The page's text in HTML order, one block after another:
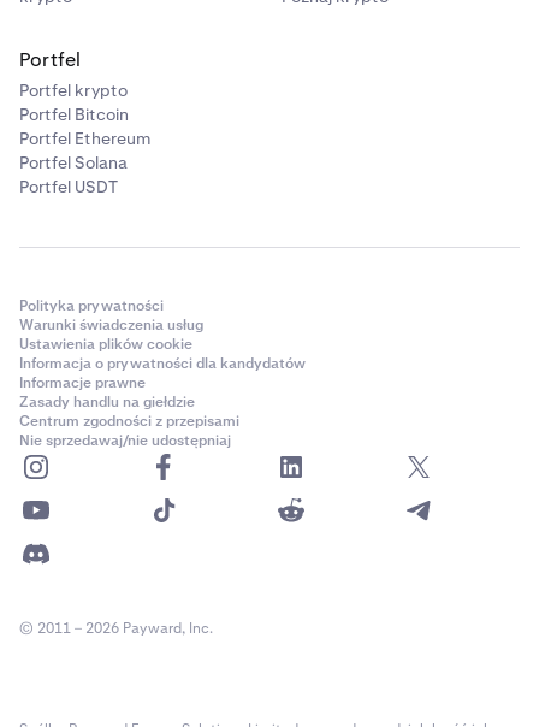
Portfel
Portfel krypto
Portfel Bitcoin
Portfel Ethereum
Portfel Solana
Portfel USDT
Polityka prywatności
Warunki świadczenia usług
Ustawienia plików cookie
Informacja o prywatności dla kandydatów
Informacje prawne
Zasady handlu na giełdzie
Centrum zgodności z przepisami
Nie sprzedawaj/nie udostępniaj
© 2011 – 2026 Payward, Inc.